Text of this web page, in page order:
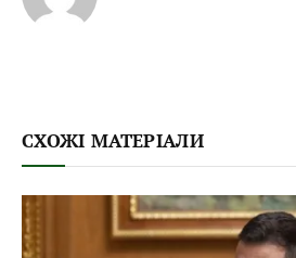
СХОЖІ МАТЕРІАЛИ